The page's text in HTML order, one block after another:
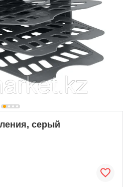
серый